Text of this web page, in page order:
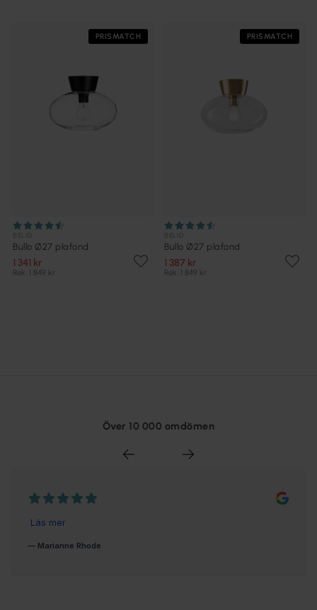
PRISMATCH
Bullo Ø27 plafond
1 341 kr
Rek. 1 849 kr
PRISMATCH
Bullo Ø27 plafond
1 387 kr
Rek. 1 849 kr
Över 10 000 omdömen